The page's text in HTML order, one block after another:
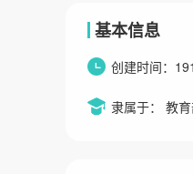
基本信息
创建时间：
隶属于： 教